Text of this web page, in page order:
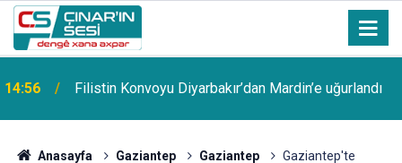
14:56 Filistin Konvoyu Diyarbakır’dan Mardin’e uğurlandı
Anasayfa Gaziantep Gaziantep
Gaziantep'te